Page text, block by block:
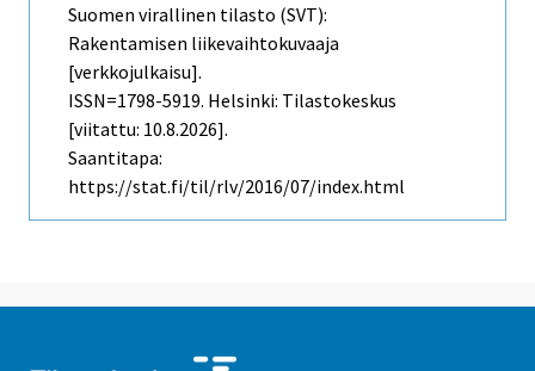
Suomen virallinen tilasto (SVT):
Rakentamisen liikevaihtokuvaaja
[verkkojulkaisu].
ISSN=1798-5919. Helsinki: Tilastokeskus
[viitattu: 10.8.2026].
Saantitapa:
https://stat.fi/til/rlv/2016/07/index.html